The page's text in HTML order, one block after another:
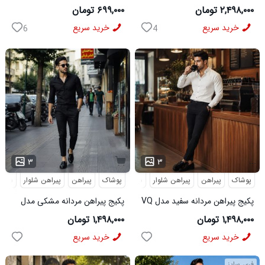
5631
۶۹۹,۰۰۰ تومان
خرید سریع 6
MAN مشکی
۲,۴۹۸,۰۰۰ تومان
خرید سریع 4
۳
پوشاک پیراهن پیراهن شلوار
پکیج پیراهن مردانه مشکی مدل
VQ شلوار مردانه مشکی مدل
MOBIN
۱,۴۹۸,۰۰۰ تومان
خرید سریع
۳ ...
پوشاک پیراهن پیراهن شلوار شلوار مردانه
پکیج پیراهن مردانه سفید مدل VQ
شلوار مردانه مشکی مدل MOBIN
۱,۴۹۸,۰۰۰ تومان
خرید سریع